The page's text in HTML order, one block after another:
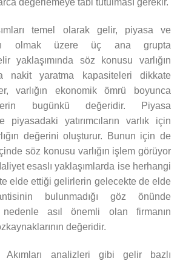
değerlemeye tabi tutulması gerekir.
temel olarak gelir, piyasa ve
olmak üzere üç ana grupta
yaklaşımında söz konusu varlığın
nakit yaratma kapasiteleri dikkate
varlığın ekonomik ömrü boyunca
bugünkü değeridir. Piyasa
piyasadaki yatırımcıların varlık için
değerini oluşturur. Bunun için de
söz konusu varlığın işlem görüyor
esaslı yaklaşımlarda ise herhangi
elde ettiği gelirlerin gelecekte de elde
bulunmadığı göz önünde
asıl önemli olan firmanın
değeridir.
Akımları analizleri gibi gelir bazlı